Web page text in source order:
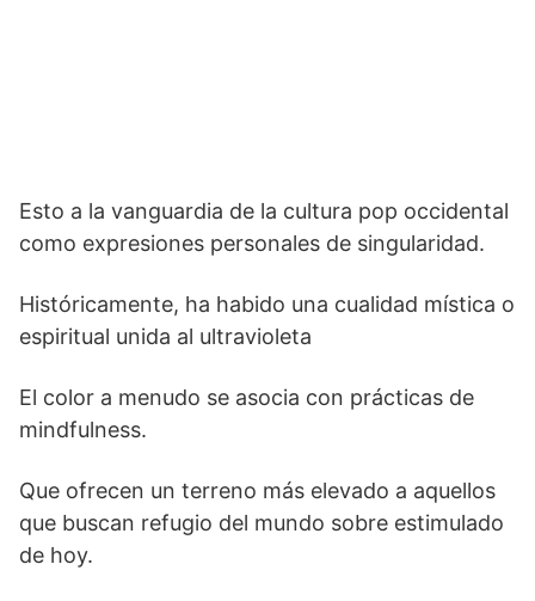
Esto a la vanguardia de la cultura pop occidental
como expresiones personales de singularidad.
Históricamente, ha habido una cualidad mística o
espiritual unida al ultravioleta
El color a menudo se asocia con prácticas de
mindfulness.
Que ofrecen un terreno más elevado a aquellos
que buscan refugio del mundo sobre estimulado
de hoy.